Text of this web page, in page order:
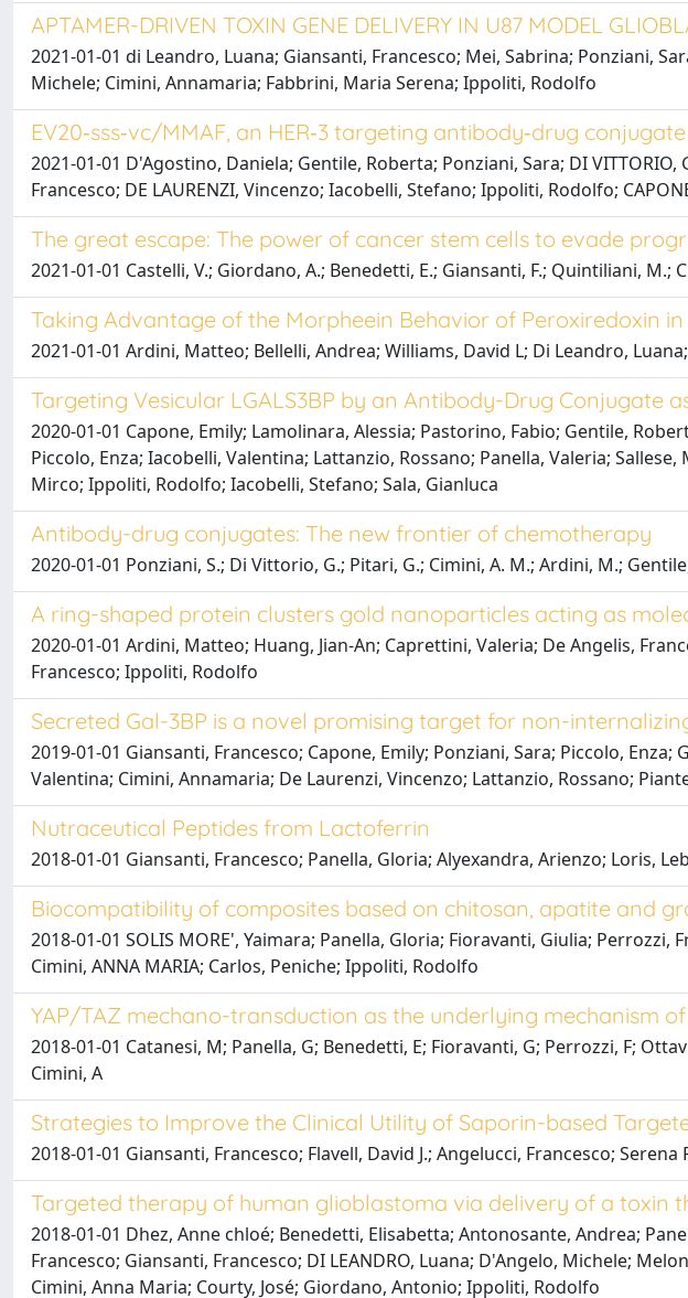
APTAMER-DRIVEN TOXIN GENE DELIVERY IN U87 MODEL
2021-01-01 di Leandro, Luana; Giansanti, Francesco; Mei, Sabrina; Ponziani,
Michele; Cimini, Annamaria; Fabbrini, Maria Serena; Ippoliti, Rodolfo
EV20‑sss‑vc/MMAF, an HER‑3 targeting antibody‑drug
2021-01-01 D'Agostino, Daniela; Gentile, Roberta; Ponziani, Sara; DI
Francesco; DE LAURENZI, Vincenzo; Iacobelli, Stefano; Ippoliti, Rodolfo;
The great escape: The power of cancer stem cells to evade
2021-01-01 Castelli, V.; Giordano, A.; Benedetti, E.; Giansanti, F.; Quintiliani, M.;
Taking Advantage of the Morpheein Behavior of Peroxiredoxin
2021-01-01 Ardini, Matteo; Bellelli, Andrea; Williams, David L; Di Leandro,
Targeting Vesicular LGALS3BP by an Antibody-Drug Conjugate
2020-01-01 Capone, Emily; Lamolinara, Alessia; Pastorino, Fabio; Gentile,
Piccolo, Enza; Iacobelli, Valentina; Lattanzio, Rossano; Panella, Valeria;
Mirco; Ippoliti, Rodolfo; Iacobelli, Stefano; Sala, Gianluca
Antibody-drug conjugates: The new frontier of chemotherapy
2020-01-01 Ponziani, S.; Di Vittorio, G.; Pitari, G.; Cimini, A. M.; Ardini, M.;
A ring-shaped protein clusters gold nanoparticles acting as
2020-01-01 Ardini, Matteo; Huang, Jian-An; Caprettini, Valeria; De Angelis,
Francesco; Ippoliti, Rodolfo
Secreted Gal-3BP is a novel promising target for non-
2019-01-01 Giansanti, Francesco; Capone, Emily; Ponziani, Sara; Piccolo,
Valentina; Cimini, Annamaria; De Laurenzi, Vincenzo; Lattanzio, Rossano;
Nutraceutical Peptides from Lactoferrin
2018-01-01 Giansanti, Francesco; Panella, Gloria; Alyexandra, Arienzo; Loris,
Biocompatibility of composites based on chitosan, apatite and
2018-01-01 SOLIS MORE', Yaimara; Panella, Gloria; Fioravanti, Giulia;
Cimini, ANNA MARIA; Carlos, Peniche; Ippoliti, Rodolfo
YAP/TAZ mechano-transduction as the underlying mechanism
2018-01-01 Catanesi, M; Panella, G; Benedetti, E; Fioravanti, G; Perrozzi, F;
Cimini, A
Strategies to Improve the Clinical Utility of Saporin-based
2018-01-01 Giansanti, Francesco; Flavell, David J.; Angelucci, Francesco;
Targeted therapy of human glioblastoma via delivery of a toxin
2018-01-01 Dhez, Anne chloé; Benedetti, Elisabetta; Antonosante, Andrea;
Francesco; Giansanti, Francesco; DI LEANDRO, Luana; D'Angelo, Michele;
Cimini, Anna Maria; Courty, José; Giordano, Antonio; Ippoliti, Rodolfo